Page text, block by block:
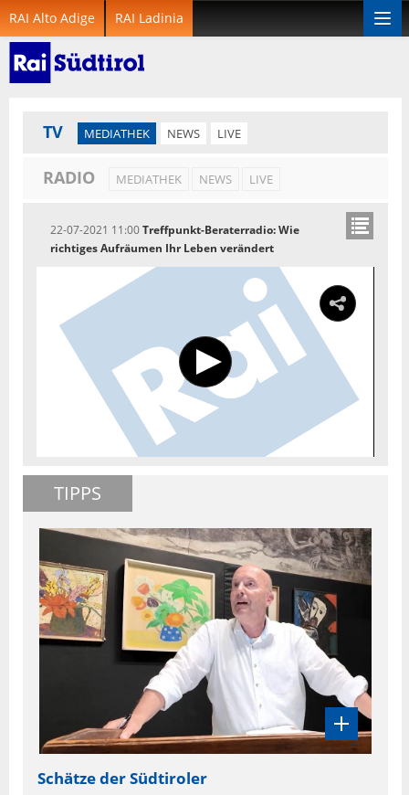
RAI Alto Adige RAI Ladinia
TV MEDIATHEK NEWS LIVE
RADIO MEDIATHEK NEWS LIVE
22-07-2021 11:00Treffpunkt-Beraterradio: Wie
richtiges Aufräumen Ihr Leben verändert
TIPPS
Schätze der Südtiroler